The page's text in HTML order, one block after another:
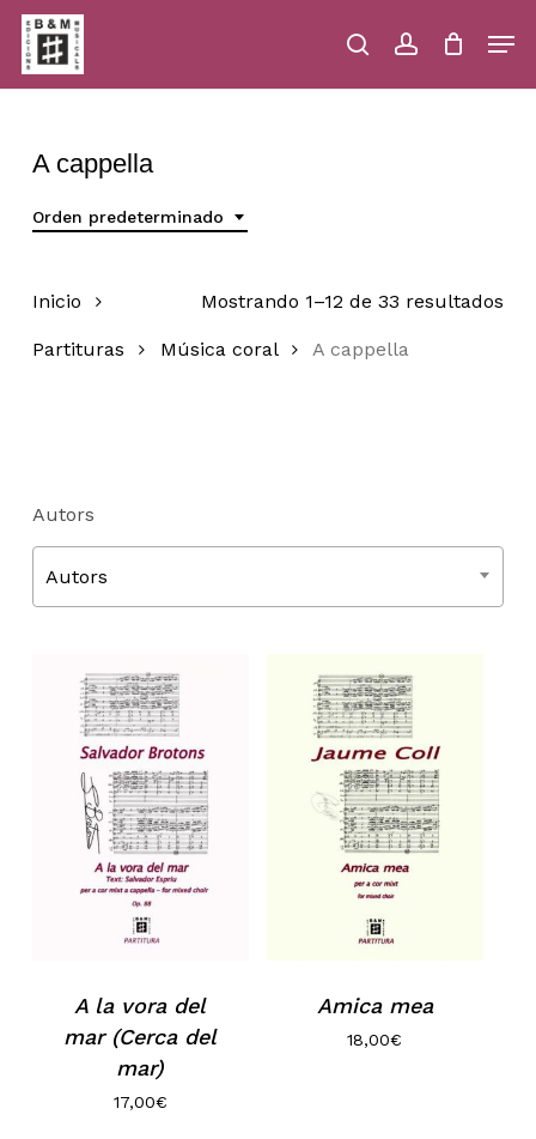
Skip
main
content
searchaccount
Close
A cappella
Orden predeterminado
Mostrando 1–12 de 33 resultados
Inicio
Partituras Música coral A cappella
Autors
Autors
A la vora del
mar (Cerca del
mar)
17,00€
Amica mea
18,00€
Menu